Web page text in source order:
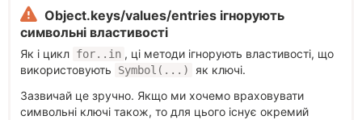
Object.keys/values/entries ігнорують
символьні властивості
Як і цикл for..in , ці методи ігнорують властивості, що
використовують
Symbol(...)
як ключі.
Зазвичай це зручно. Якщо ми хочемо враховувати
символьні ключі також, то для цього існує окремий